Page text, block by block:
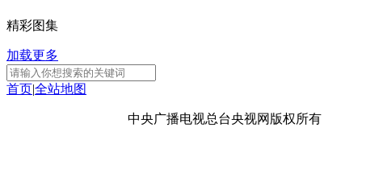
精彩图集
加载更多
首页|全站地图
中央广播电视总台央视网 版权所有